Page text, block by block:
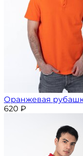
Оранжевая
620 ₽